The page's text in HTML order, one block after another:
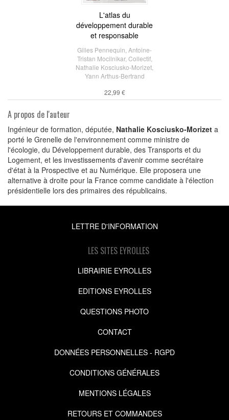
L'atlas du
développement durable
et responsable
Gilles Pennequin Antoine-
Tristan Mocilnikar, Collectif,
Nathalie Kosciusko-Morizet
Yann Arthus-Bertrand
22,99 €
A propos de l'auteur
Ingénieur de formation, députée, Nathalie Kosciusko-Morizet a
porté le Grenelle de l'environnement comme ministre de
l'écologie, du Développement durable, des Transports et du
Logement, et les investissements d'avenir comme secrétaire
d'état à la Prospective et au Numérique. Elle proposera une
alternative à droite pour la France comme candidate à l'élection
présidentielle lors des primaires des républicains.
LETTRE D'INFORMATION
LES SITES EYROLLES
LIBRAIRIE EYROLLES
EDITIONS EYROLLES
QUESTIONS PHOTO
CONTACT
DONNÉES PERSONNELLES - RGPD
CONDITIONS GÉNÉRALES
MENTIONS LÉGALES
RETOURS ET COMMANDES